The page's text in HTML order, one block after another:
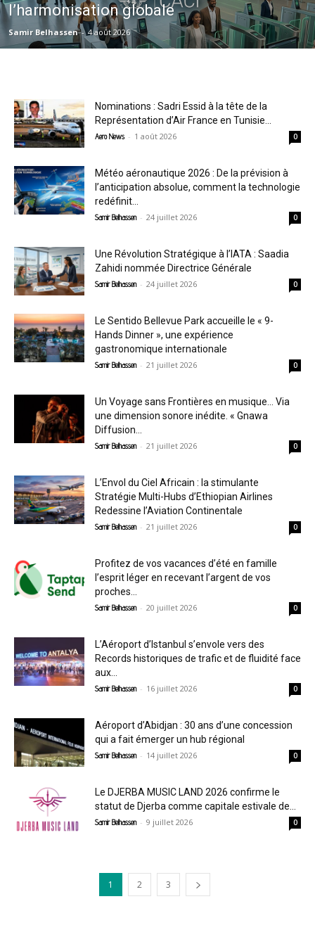
l’harmonisation globale
Samir Belhassen - 4 août 2026
Nominations : Sadri Essid à la tête de la
Représentation d’Air France en Tunisie...
Aero News - 1 août 2026 0
Météo aéronautique 2026 : De la prévision à
l’anticipation absolue, comment la technologie
redéfinit...
Samir Belhassen - 24 juillet 2026 0
Une Révolution Stratégique à l’IATA : Saadia
Zahidi nommée Directrice Générale
Samir Belhassen - 24 juillet 2026 0
Le Sentido Bellevue Park accueille le « 9-
Hands Dinner », une expérience
gastronomique internationale
Samir Belhassen - 21 juillet 2026 0
Un Voyage sans Frontières en musique… Via
une dimension sonore inédite. « Gnawa
Diffusion...
Samir Belhassen - 21 juillet 2026 0
L’Envol du Ciel Africain : la stimulante
Stratégie Multi-Hubs d’Ethiopian Airlines
Redessine l’Aviation Continentale
Samir Belhassen - 21 juillet 2026 0
Profitez de vos vacances d’été en famille
l’esprit léger en recevant l’argent de vos
proches...
Samir Belhassen - 20 juillet 2026 0
L’Aéroport d’Istanbul s’envole vers des
Records historiques de trafic et de fluidité face
aux...
Samir Belhassen - 16 juillet 2026 0
Aéroport d’Abidjan : 30 ans d’une concession
qui a fait émerger un hub régional
Samir Belhassen - 14 juillet 2026 0
Le DJERBA MUSIC LAND 2026 confirme le
statut de Djerba comme capitale estivale de...
Samir Belhassen - 9 juillet 2026 0
1 2 3